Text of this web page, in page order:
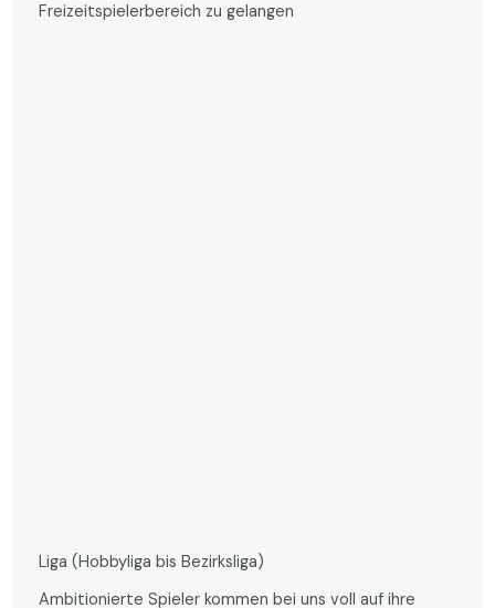
Freizeitspielerbereich zu gelangen
Liga (Hobbyliga bis Bezirksliga)
Ambitionierte Spieler kommen bei uns voll auf ihre